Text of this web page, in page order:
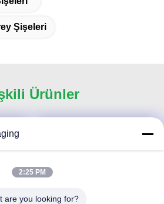
Şişeleri
Ürünler
2:25 PM
are you looking for?